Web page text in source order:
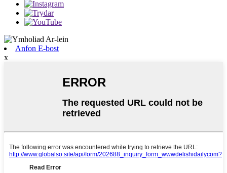
Anfon E-bost
x